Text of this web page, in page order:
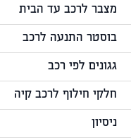
מצבר לרכב עד הבית
בוסטר התנעה לרכב
גגונים לפי רכב
חלקי חילוף לרכב קיה
ניסיון